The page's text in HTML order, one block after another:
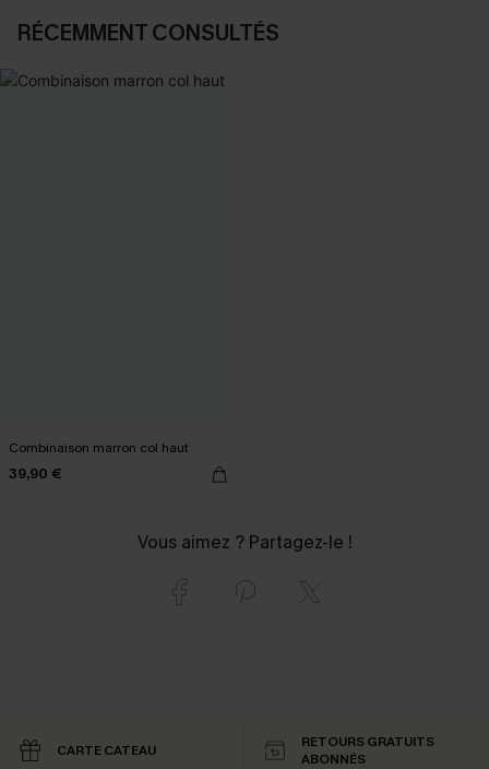
RÉCEMMENT CONSULTÉS
Combinaison marron col haut
39,90 €
Vous aimez ? Partagez-le !
CARTE CATEAU
RETOURS GRATUITS
ABONNÉS